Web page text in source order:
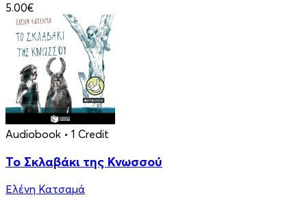
5.00€
Audiobook • 1 Credit
Το Σκλαβάκι της Κνωσσού
Ελένη Κατσαμά